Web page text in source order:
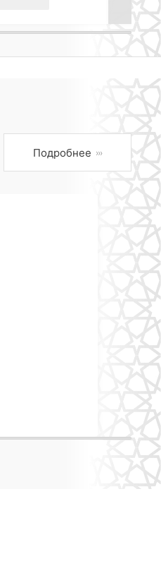
Подробнее ›››